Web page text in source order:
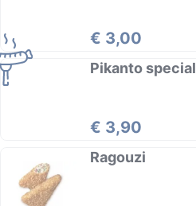
€ 3,00
Pikanto special
€ 3,90
Ragouzi